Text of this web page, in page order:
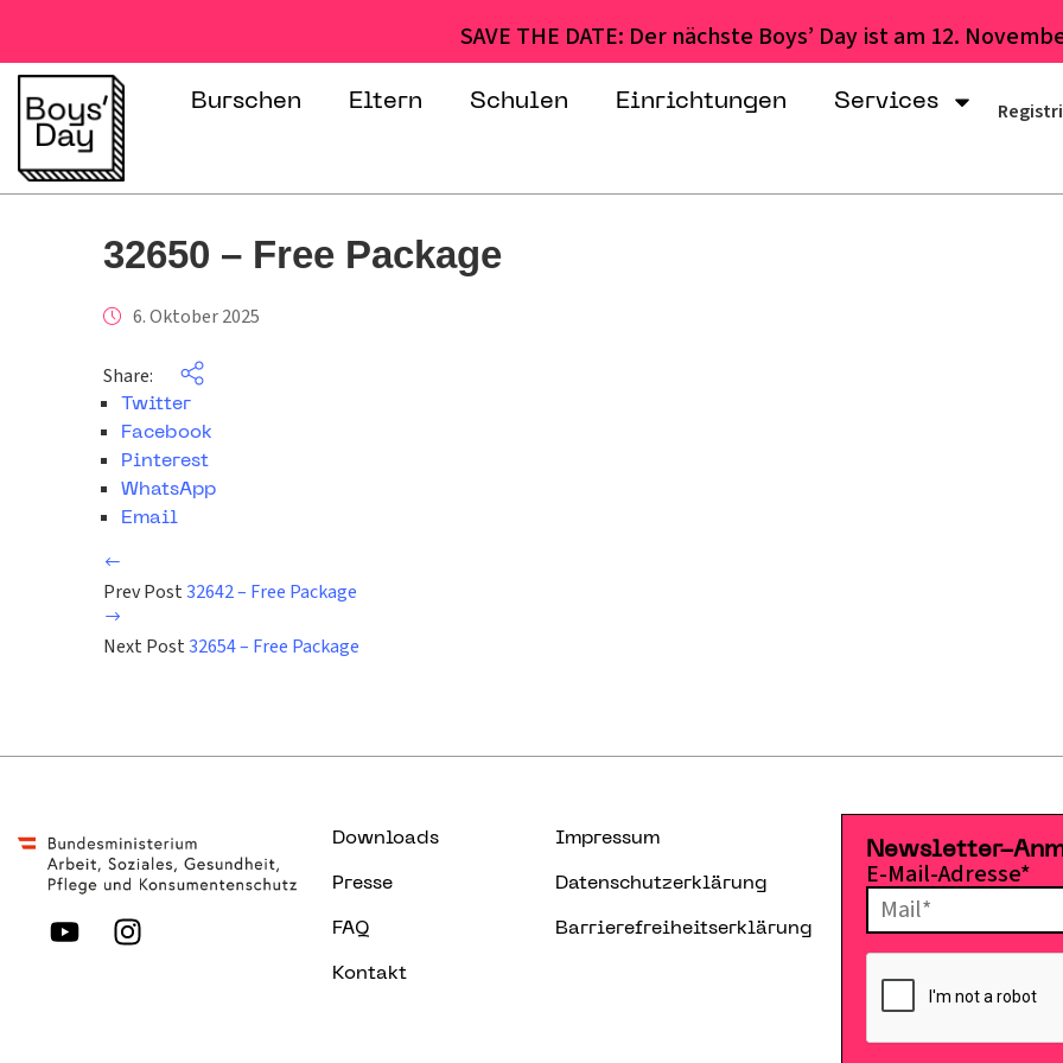
SAVE THE DATE: Der nächste Boys’ Day ist am 12.
Burschen Eltern Schulen Einrichtungen Services
32650 – Free Package
6. Oktober 2025
Share:
Twitter
Facebook
Pinterest
WhatsApp
Email
Prev Post32642 – Free Package
Next Post32654 – Free Package
Downloads
Presse
FAQ
Kontakt
Impressum
Datenschutzerklärung
Barrierefreiheitserklärung
Newsletter-
E-Mail-Adresse*